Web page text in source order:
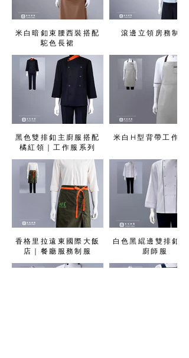
米白暗釦束腰西裝搭配
駝色長裙
滾邊立領房務制服
黑色雙排釦主廚服搭配
橘紅領｜工作服系列
米白H型背帶工作圍
香格里拉遠東國際大飯
店｜餐廳服務制服
白色黑緄邊雙排釦長
廚師服